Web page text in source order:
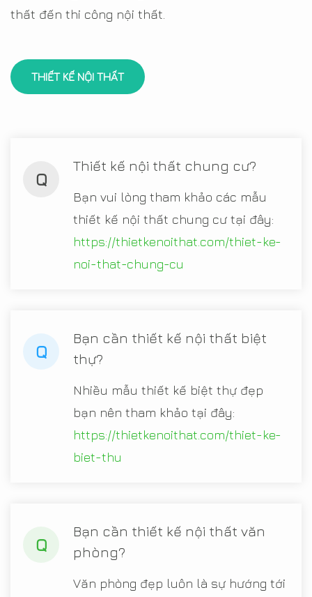
thất đến thi công nội thất.
THIẾT KẾ NỘI THẤT
Q
Thiết kế nội thất chung cư?
Bạn vui lòng tham khảo các mẫu
thiết kế nội thất chung cư tại đây:
https://thietkenoithat.com/thiet-ke-
noi-that-chung-cu
Q
Bạn cần thiết kế nội thất biệt
thự?
Nhiều mẫu thiết kế biệt thự đẹp
bạn nên tham khảo tại đây:
https://thietkenoithat.com/thiet-ke-
biet-thu
Q
Bạn cần thiết kế nội thất văn
phòng?
Văn phòng đẹp luôn là sự hướng tới